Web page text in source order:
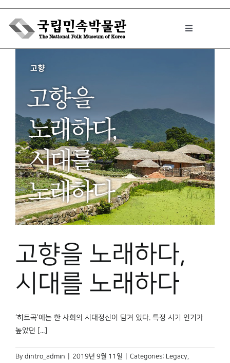
Skip
content
Toggle
박물관에서는
민속이야기
민속 인사이드
원문보기 PDF
고향을 노래하다,
시대를 노래하다
‘히트곡’에는 한 사회의 시대정신이 담겨 있다. 특정 시기 인기가
높았던 [...]
By dintro_admin 2019년 9월 11일 Categories: Legacy